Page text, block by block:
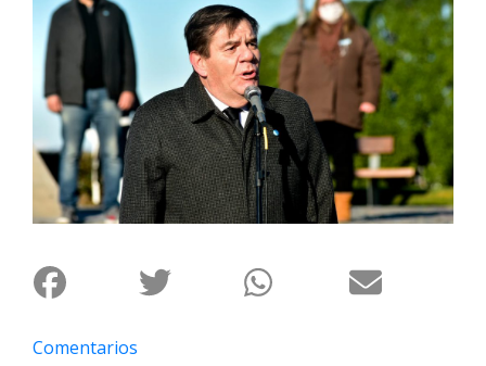
La
Ciudad
Deportes
Arte
y
Espectáculos
Policiales
Fotos
Familia
Comentarios